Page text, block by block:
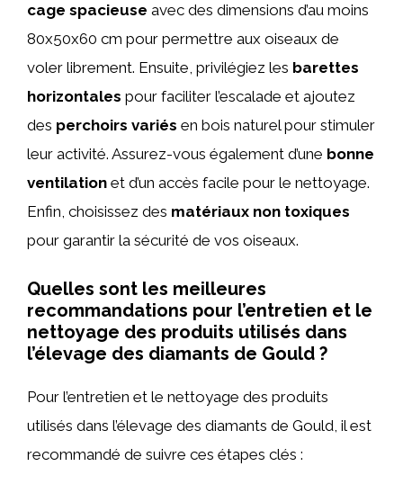
cage spacieuse avec des dimensions d’au moins
80x50x60 cm pour permettre aux oiseaux de
voler librement. Ensuite, privilégiez les barettes
horizontales pour faciliter l’escalade et ajoutez
des perchoirs variés en bois naturel pour stimuler
leur activité. Assurez-vous également d’une bonne
ventilation et d’un accès facile pour le nettoyage.
Enfin, choisissez des matériaux non toxiques
pour garantir la sécurité de vos oiseaux.
Quelles sont les meilleures
recommandations pour l’entretien et le
nettoyage des produits utilisés dans
l’élevage des diamants de Gould ?
Pour l’entretien et le nettoyage des produits
utilisés dans l’élevage des diamants de Gould, il est
recommandé de suivre ces étapes clés :